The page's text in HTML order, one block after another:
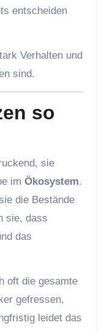
entscheiden
Verhalten und
sind.
so
sie
im Ökosystem.
die Bestände
sie, dass
das
oft die gesamte
gefressen,
leidet das